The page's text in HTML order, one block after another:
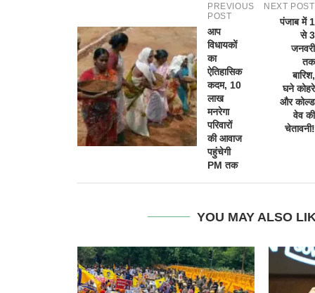
PREVIOUS
POST
आप
विधायकों
का
ऐतिहासिक
कदम, 10
लाख
मनरेगा
परिवारों
की आवाज
पहुंचेगी
PM तक
NEXT POST
पंजाब में 1
से 3
जनवरी
तक
बारिश,
घने कोहरे
और कोल्ड
वेव की
चेतावनी!
YOU MAY ALSO